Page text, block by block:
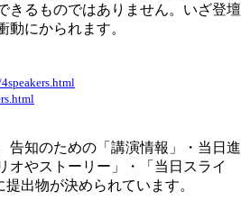
きるものではありません。いざ登壇
動にかられます。
告知のための「講演情報」・当日進
オやストーリー」・「当日スライ
出物が決められています。